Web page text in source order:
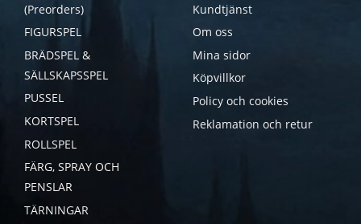
(Preorders)
FIGURSPEL
BRÄDSPEL &
SÄLLSKAPSSPEL
PUSSEL
KORTSPEL
ROLLSPEL
FÄRG, SPRAY OCH
PENSLAR
TÄRNINGAR
Kundtjänst
Om oss
Mina sidor
Köpvillkor
Policy och cookies
Reklamation och retur